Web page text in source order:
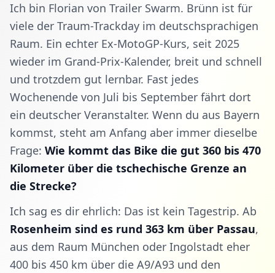
Ich bin Florian von Trailer Swarm. Brünn ist für
viele der Traum-Trackday im deutschsprachigen
Raum. Ein echter Ex-MotoGP-Kurs, seit 2025
wieder im Grand-Prix-Kalender, breit und schnell
und trotzdem gut lernbar. Fast jedes
Wochenende von Juli bis September fährt dort
ein deutscher Veranstalter. Wenn du aus Bayern
kommst, steht am Anfang aber immer dieselbe
Frage: Wie kommt das Bike die gut 360 bis 470
Kilometer über die tschechische Grenze an
die Strecke?
Ich sag es dir ehrlich: Das ist kein Tagestrip. Ab
Rosenheim sind es rund 363 km über Passau,
aus dem Raum München oder Ingolstadt eher
400 bis 450 km über die A9/A93 und den